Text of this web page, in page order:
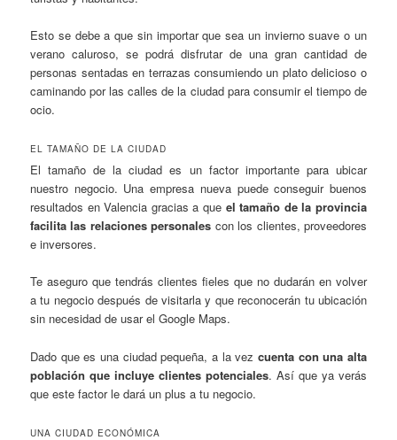
Esto se debe a que sin importar que sea un invierno suave o un
verano caluroso, se podrá disfrutar de una gran cantidad de
personas sentadas en terrazas consumiendo un plato delicioso o
caminando por las calles de la ciudad para consumir el tiempo de
ocio.
EL TAMAÑO DE LA CIUDAD
El tamaño de la ciudad es un factor importante para ubicar
nuestro negocio. Una empresa nueva puede conseguir buenos
resultados en Valencia gracias a que el tamaño de la provincia
facilita las relaciones personales con los clientes, proveedores
e inversores.
Te aseguro que tendrás clientes fieles que no dudarán en volver
a tu negocio después de visitarla y que reconocerán tu ubicación
sin necesidad de usar el Google Maps.
Dado que es una ciudad pequeña, a la vez cuenta con una alta
población que incluye clientes potenciales. Así que ya verás
que este factor le dará un plus a tu negocio.
UNA CIUDAD ECONÓMICA